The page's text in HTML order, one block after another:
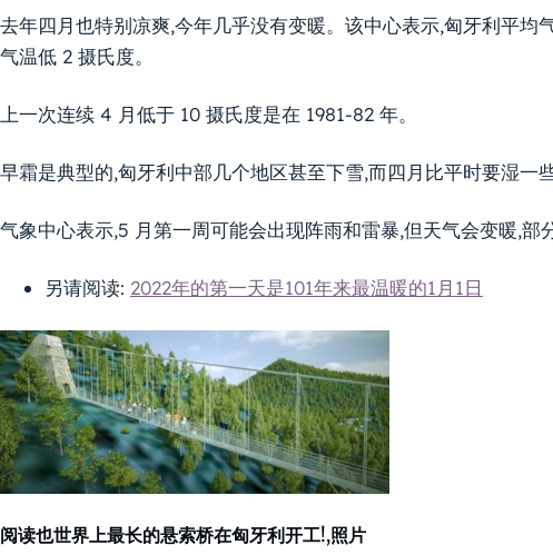
去年四月也特别凉爽,今年几乎没有变暖。该中心表示,匈牙利平均
气温低 2 摄氏度。
上一次连续 4 月低于 10 摄氏度是在 1981-82 年。
早霜是典型的,匈牙利中部几个地区甚至下雪,而四月比平时要湿一些
气象中心表示,5 月第一周可能会出现阵雨和雷暴,但天气会变暖,部
另请阅读: 2022年的第一天是101年来最温暖的1月1日
阅读也世界上最长的悬索桥在匈牙利开工!,照片